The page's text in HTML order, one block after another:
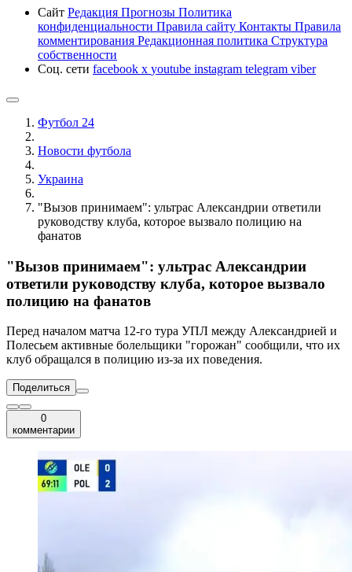
Сайт Редакция Прогнозы Политика
конфиденциальности Правила сайту Контакты Правила
комментирования Редакционная политика Структура
собственности
Соц. сети facebook x youtube instagram telegram viber
Футбол 24
Новости футбола
Украина
"Вызов принимаем": ультрас Александрии ответили
руководству клуба, которое вызвало полицию на
фанатов
"Вызов принимаем": ультрас Александрии
ответили руководству клуба, которое вызвало
полицию на фанатов
Перед началом матча 12-го тура УПЛ между Александрией и
Полесьем активные болельщики "горожан" сообщили, что их
клуб обращался в полицию из-за их поведения.
Поделиться
0
комментарии